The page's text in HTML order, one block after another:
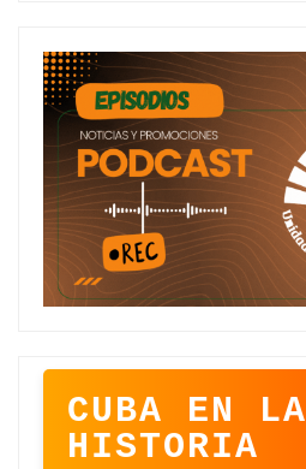
CUBA EN LA
HISTORIA